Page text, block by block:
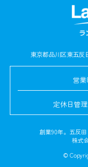
東京都品川区東五反
営
定休日管
創業90年。五反
株式
©